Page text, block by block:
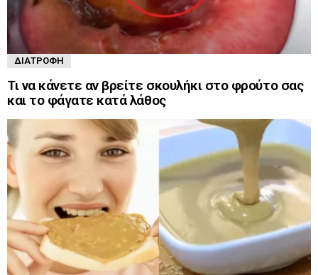
ΔΙΑΤΡΟΦΉ
Τι να κάνετε αν βρείτε σκουλήκι στο φρούτο σας
και το φάγατε κατά λάθος